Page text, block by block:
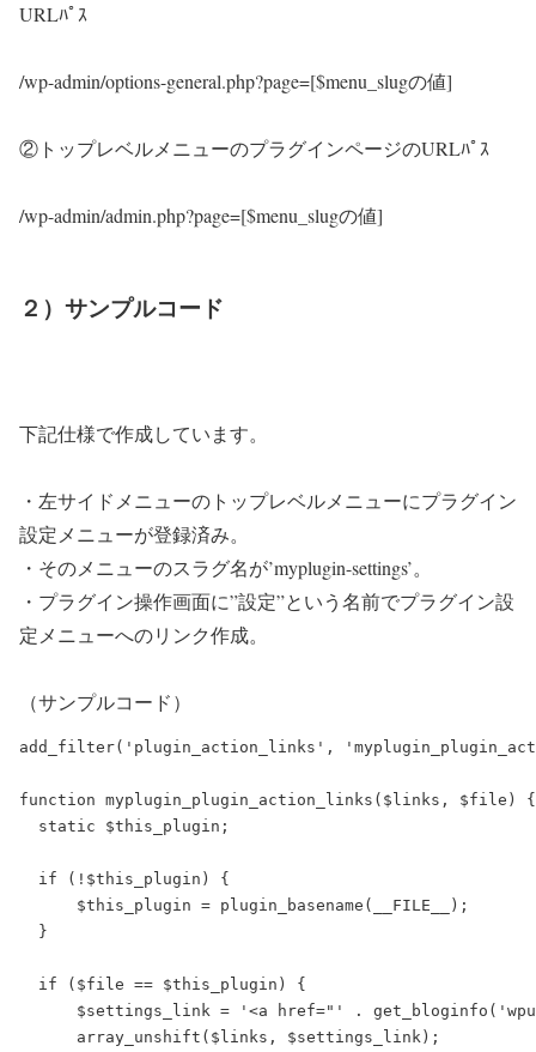
URLﾊﾟｽ
/wp-admin/options-general.php?page=[$menu_slugの値]
②トップレベルメニューのプラグインページのURLﾊﾟｽ
/wp-admin/admin.php?page=[$menu_slugの値]
２）サンプルコード
下記仕様で作成しています。
・左サイドメニューのトップレベルメニューにプラグイン
設定メニューが登録済み。
・そのメニューのスラグ名が’myplugin-settings’。
・プラグイン操作画面に”設定”という名前でプラグイン設
定メニューへのリンク作成。
（サンプルコード）
add_filter('plugin_action_links',
function myplugin_plugin_action_links($links, $file) {
  static $this_plugin;
  if (!$this_plugin) {
      $this_plugin = plugin_basename(__FILE__);
  }
  if ($file == $this_plugin) {
$settings_link = '<a href="' .
      array_unshift($links, $settings_link);